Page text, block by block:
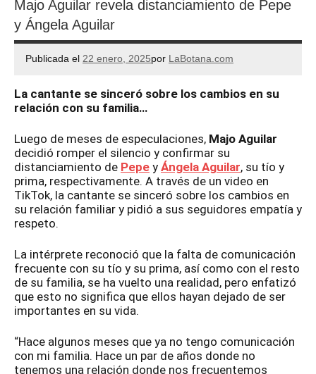
Majo Aguilar revela distanciamiento de Pepe
y Ángela Aguilar
Publicada el 22 enero, 2025por LaBotana.com
La cantante se sinceró sobre los cambios en su
relación con su familia…
Luego de meses de especulaciones, Majo Aguilar
decidió romper el silencio y confirmar su
distanciamiento de Pepe y Ángela Aguilar, su tío y
prima, respectivamente. A través de un video en
TikTok, la cantante se sinceró sobre los cambios en
su relación familiar y pidió a sus seguidores empatía y
respeto.
La intérprete reconoció que la falta de comunicación
frecuente con su tío y su prima, así como con el resto
de su familia, se ha vuelto una realidad, pero enfatizó
que esto no significa que ellos hayan dejado de ser
importantes en su vida.
“Hace algunos meses que ya no tengo comunicación
con mi familia. Hace un par de años donde no
tenemos una relación donde nos frecuentemos